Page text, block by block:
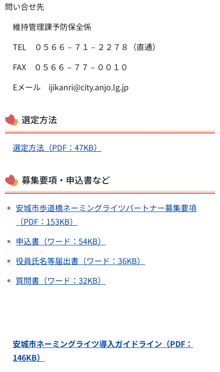
問い合せ先
維持管理課予防保全係
TEL ０５６６－７１－２２７８（直通）
FAX ０５６６－７７－００１０
Eメール ijikanri@city.anjo.lg.jp
選定方法
選定方法（PDF：47KB）
募集要項・申込書など
安城市歩道橋ネーミングライツパートナー募集要項
（PDF：153KB）
申込書（ワード：54KB）
役員氏名等届出書（ワード：36KB）
質問書（ワード：32KB）
安城市ネーミングライツ導入ガイドライン（PDF：
146KB）